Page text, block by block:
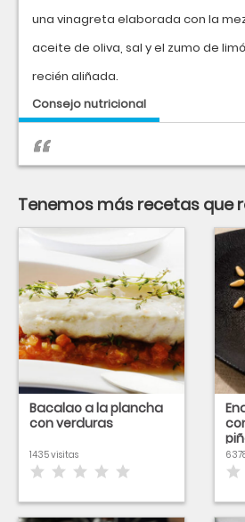
una vinagreta elaborada con la
aceite de oliva, sal y el zumo de
recién aliñada.
Consejo nutricional
Tenemos más recetas que
Bacalao a la plancha
con verduras
1435 visitas